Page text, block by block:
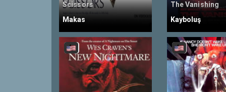
Scissors
Makas
The Vanishing
Kayboluş